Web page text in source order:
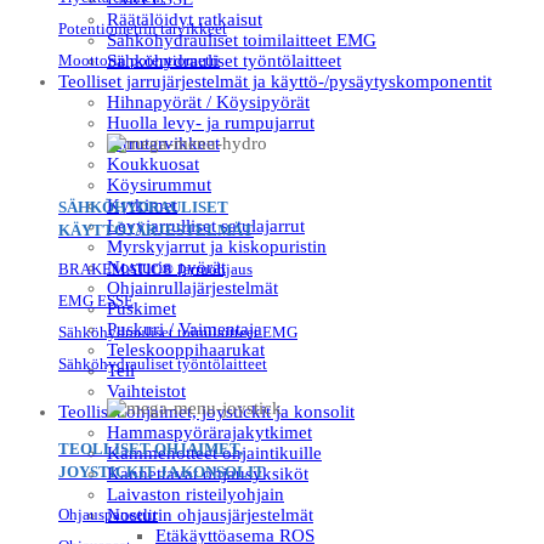
Räätälöidyt ratkaisut
Sähköhydrauliset toimilaitteet EMG
Sähköhydrauliset työntölaitteet
Teolliset jarrujärjestelmät ja käyttö-/pysäytyskomponentit
Hihnapyörät / Köysipyörät
Huolla levy- ja rumpujarrut
Jarrutarvikkeet
Koukkuosat
Köysirummut
Kytkimet
Levyjarrulliset satulajarrut
Myrskyjarrut ja kiskopuristin
Nosturin pyörät
Ohjainrullajärjestelmät
Puskimet
Puskuri / Vaimentaja
Teleskooppihaarukat
Teli
Vaihteistot
Teolliset ohjaimet, joystickit ja konsolit
Hammaspyörärajakytkimet
Kämmenotteet ohjaintikuille
Kannettavat ohjausyksiköt
Laivaston risteilyohjain
Nosturin ohjausjärjestelmät
Etäkäyttöasema ROS
Potentiometrin tarvikkeet
Moottorin potentiometri
SÄHKÖHYDRAULISET
KÄYTTÖJÄRJESTELMÄT
BRAKEMATIC® Jarruohjaus
EMG ESSE
Sähköhydrauliset toimilaitteet EMG
Sähköhydrauliset työntölaitteet
TEOLLISET OHJAIMET,
JOYSTICKIT JA KONSOLIT
Ohjauspaneelit